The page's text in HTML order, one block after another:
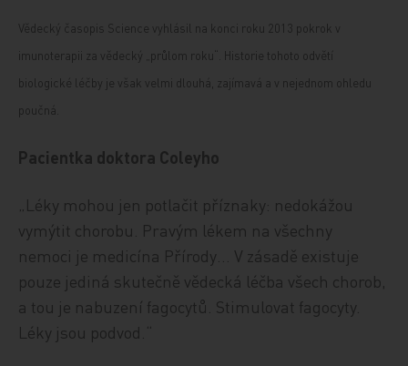
Vědecký časopis Science vyhlásil na konci roku 2013 pokrok v
imunoterapii za vědecký „průlom roku“. Historie tohoto odvětí
biologické léčby je však velmi dlouhá, zajímavá a v nejednom ohledu
poučná.
Pacientka doktora Coleyho
„Léky mohou jen potlačit příznaky: nedokážou
vymýtit chorobu. Pravým lékem na všechny
nemoci je medicína Přírody… V zásadě existuje
pouze jediná skutečně vědecká léčba všech chorob,
a tou je nabuzení fagocytů. Stimulovat fagocyty.
Léky jsou podvod.“